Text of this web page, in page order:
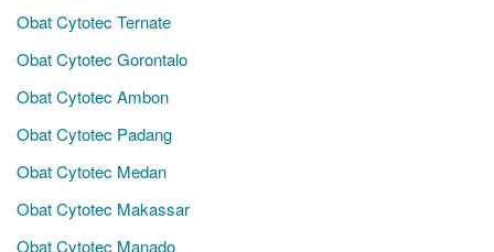
Obat Cytotec Ternate
Obat Cytotec Gorontalo
Obat Cytotec Ambon
Obat Cytotec Padang
Obat Cytotec Medan
Obat Cytotec Makassar
Obat Cytotec Manado